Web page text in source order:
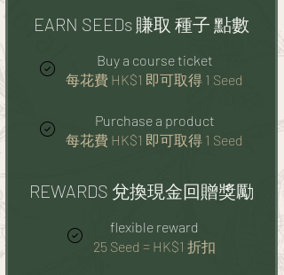
EARN SEEDs 賺取 種子 點數
Buy a course ticket
每花費 HK$1 即可取得 1 Seed
Purchase a product
每花費 HK$1 即可取得 1 Seed
REWARDS 兌換現金回贈獎勵
flexible reward
25 Seed = HK$1 折扣